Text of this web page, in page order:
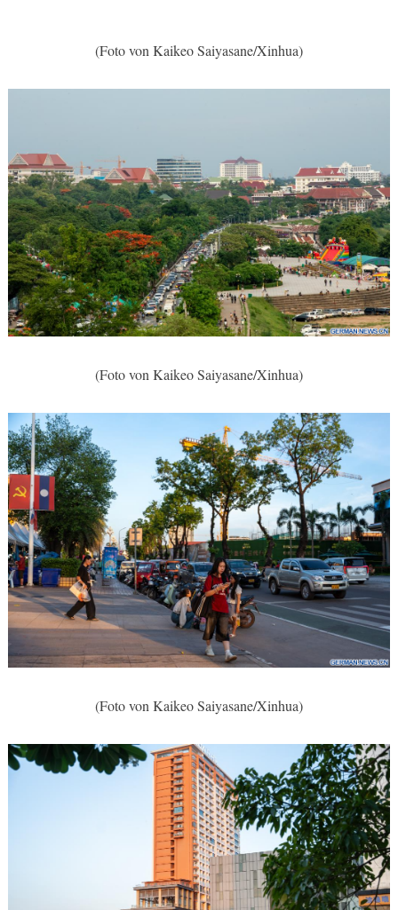
(Foto von Kaikeo Saiyasane/Xinhua)
(Foto von Kaikeo Saiyasane/Xinhua)
(Foto von Kaikeo Saiyasane/Xinhua)